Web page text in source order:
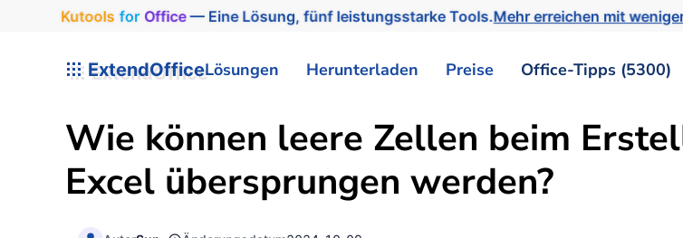
Kutools for Office— Eine Lösung, fünf leistungsstarke Tools.Mehr erreichen mit
ExtendOfficeLösungen Herunterladen Preise Office-Tipps (5300)
Wie können leere Zellen beim
Excel übersprungen werden?